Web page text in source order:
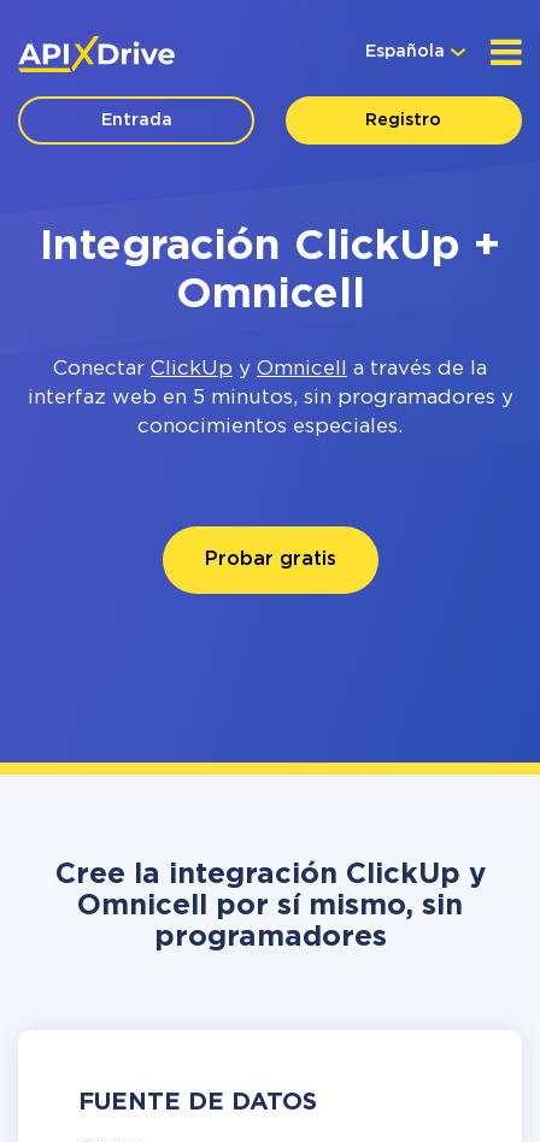
Española
Entrada Registro
Integración ClickUp +
Omnicell
Conectar ClickUp y Omnicell
a través de la
interfaz web en 5 minutos, sin programadores y
conocimientos especiales.
Probar gratis
Cree la integración ClickUp y
Omnicell por sí mismo, sin
programadores
FUENTE DE DATOS